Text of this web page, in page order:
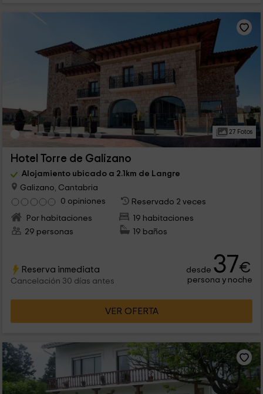
27 Fotos
Hotel Torre de Galizano
Alojamiento ubicado a 2.1km de Langre
Galizano, Cantabria
0 opiniones
Reservado 2 veces
Por habitaciones
19 habitaciones
29 personas
19 baños
Reserva inmediata
Cancelación 30 días antes
desde 37€
persona y noche
VER OFERTA